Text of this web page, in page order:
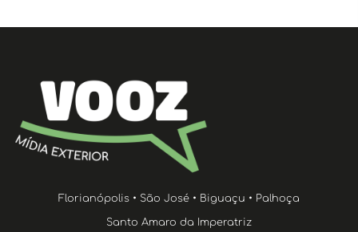
Florianópolis • São José • Biguaçu • Palhoça
Santo Amaro da Imperatriz